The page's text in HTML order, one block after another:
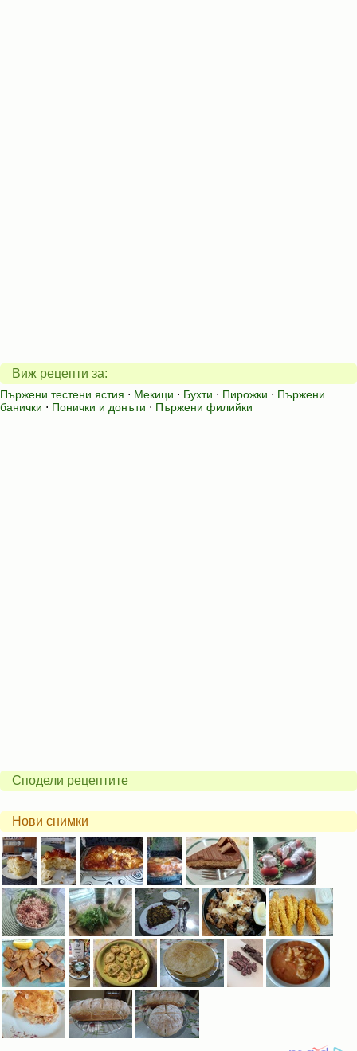
Виж рецепти за:
Пържени тестени ястия ⋅ Мекици ⋅ Бухти ⋅ Пирожки ⋅ Пържени
банички ⋅ Понички и донъти ⋅ Пържени филийки
Сподели рецептите
Нови снимки